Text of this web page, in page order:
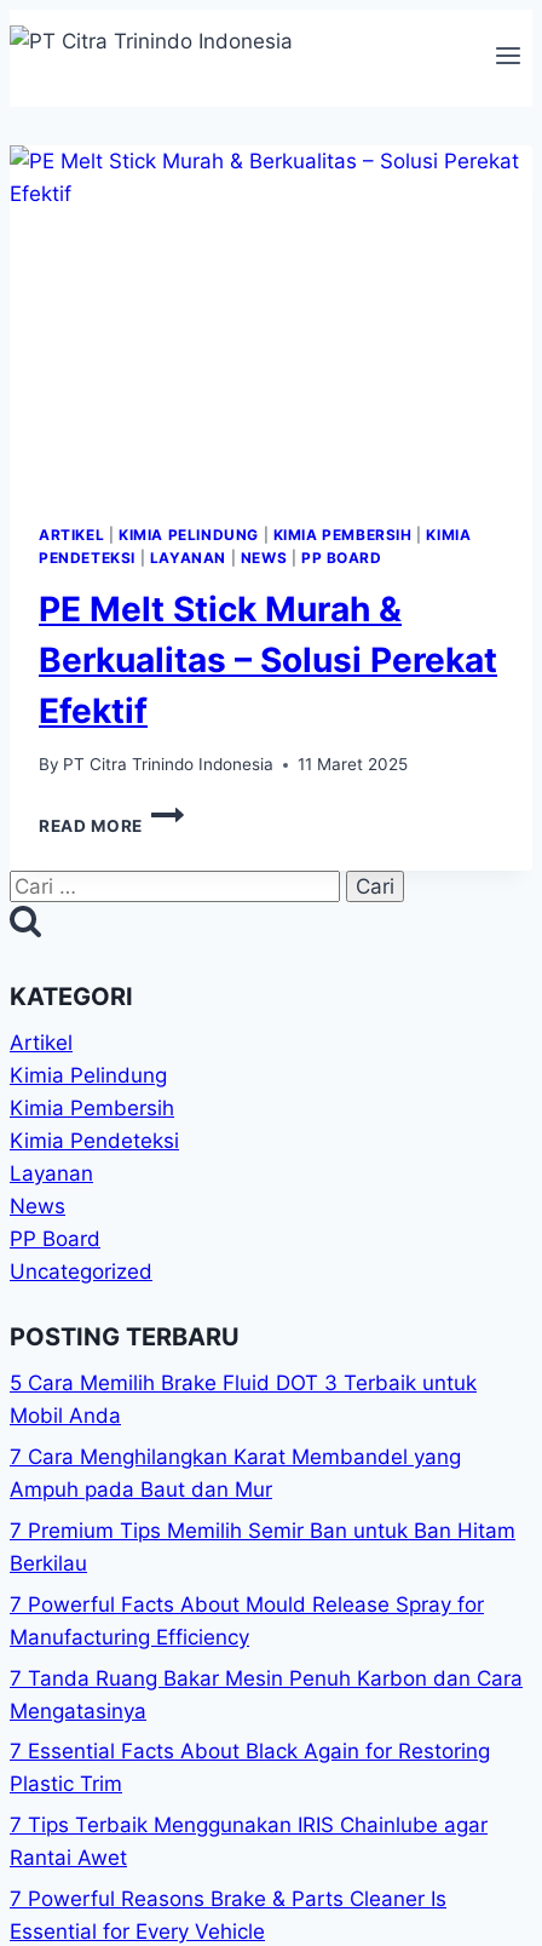
ARTIKEL KIMIA PELINDUNG KIMIA PEMBERSIH |KIMIA
PENDETEKSI
LAYANAN NEWS PP BOARD
PE Melt Stick Murah &
Berkualitas – Solusi Perekat
Efektif
By PT Citra Trinindo Indonesia 11 Maret 2025
READ MORE
KATEGORI
Artikel
Kimia Pelindung
Kimia Pembersih
Kimia Pendeteksi
Layanan
News
PP Board
Uncategorized
POSTING TERBARU
5 Cara Memilih Brake Fluid DOT 3 Terbaik untuk
Mobil Anda
7 Cara Menghilangkan Karat Membandel yang
Ampuh pada Baut dan Mur
7 Premium Tips Memilih Semir Ban untuk Ban Hitam
Berkilau
7 Powerful Facts About Mould Release Spray for
Manufacturing Efficiency
7 Tanda Ruang Bakar Mesin Penuh Karbon dan Cara
Mengatasinya
7 Essential Facts About Black Again for Restoring
Plastic Trim
7 Tips Terbaik Menggunakan IRIS Chainlube agar
Rantai Awet
7 Powerful Reasons Brake & Parts Cleaner Is
Essential for Every Vehicle